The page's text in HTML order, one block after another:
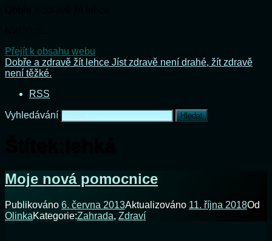
Přejít k obsahu webu
Dobře a zdravě žít lehce Jíst zdravě není drahé, žít zdravě
není těžké.
RSS
Vyhledávání
Moje nová pomocnice
Publikováno 6. června 2013Aktualizováno 11. října 2018Od
OlinkaKategorie:Zahrada, Zdraví